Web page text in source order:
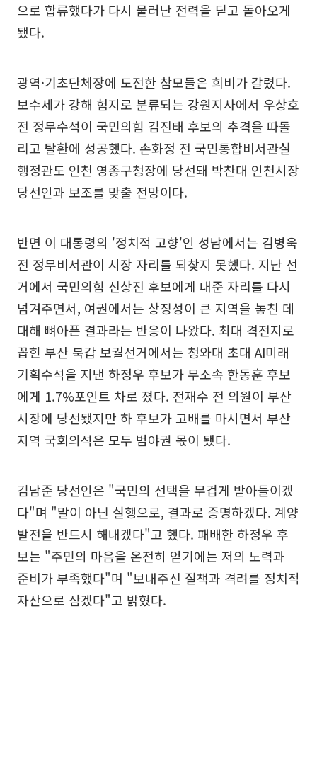
으로 합류했다가 다시 물러난 전력을 딛고 돌아오게
됐다.
광역·기초단체장에 도전한 참모들은 희비가 갈렸다.
보수세가 강해 험지로 분류되는 강원지사에서 우상호
전 정무수석이 국민의힘 김진태 후보의 추격을 따돌
리고 탈환에 성공했다. 손화정 전 국민통합비서관실
행정관도 인천 영종구청장에 당선돼 박찬대 인천시장
당선인과 보조를 맞출 전망이다.
반면 이 대통령의 '정치적 고향'인 성남에서는 김병욱
전 정무비서관이 시장 자리를 되찾지 못했다. 지난 선
거에서 국민의힘 신상진 후보에게 내준 자리를 다시
넘겨주면서, 여권에서는 상징성이 큰 지역을 놓친 데
대해 뼈아픈 결과라는 반응이 나왔다. 최대 격전지로
꼽힌 부산 북갑 보궐선거에서는 청와대 초대 AI미래
기획수석을 지낸 하정우 후보가 무소속 한동훈 후보
에게 1.7%포인트 차로 졌다. 전재수 전 의원이 부산
시장에 당선됐지만 하 후보가 고배를 마시면서 부산
지역 국회의석은 모두 범야권 몫이 됐다.
김남준 당선인은 "국민의 선택을 무겁게 받아들이겠
다"며 "말이 아닌 실행으로, 결과로 증명하겠다. 계양
발전을 반드시 해내겠다"고 했다. 패배한 하정우 후
보는 "주민의 마음을 온전히 얻기에는 저의 노력과
준비가 부족했다"며 "보내주신 질책과 격려를 정치적
자산으로 삼겠다"고 밝혔다.